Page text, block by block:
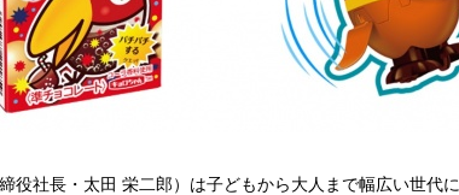
役社長・太田 栄二郎）は子どもから大人まで幅広い世代